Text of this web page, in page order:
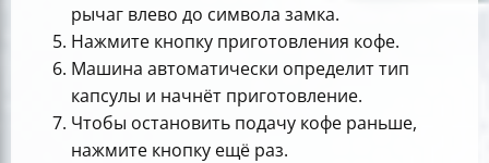
рычаг влево до символа замка.
Нажмите кнопку приготовления кофе.
Машина автоматически определит тип
капсулы и начнёт приготовление.
Чтобы остановить подачу кофе раньше,
нажмите кнопку ещё раз.